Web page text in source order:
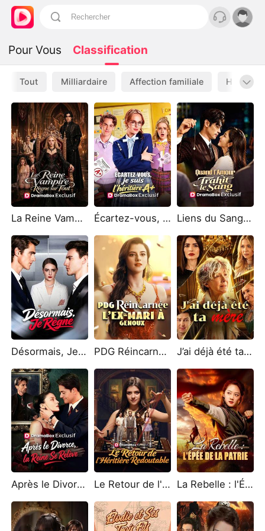
Pour Vous Classification
Tout Milliardaire Affection familiale
La Reine Vampire Règne sur Tout Écartez-vous, je suis l'héritière A+ Liens du Sang, Chaînes de la Cupidité (Doublé)
Désormais, Je Règne PDG Réincarnée, L'Ex-Mari à Genoux J’ai déjà été ta mère
Après le Divorce, la Reine Se Relève Le Retour de l'Héritière Redoutable La Rebelle : l'Épée de la Patrie